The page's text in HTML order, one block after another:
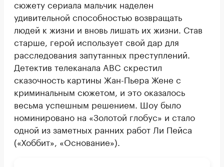
сюжету сериала мальчик наделен
удивительной способностью возвращать
людей к жизни и вновь лишать их жизни. Став
старше, герой использует свой дар для
расследования запутанных преступлений.
Детектив телеканала ABC скрестил
сказочность картины Жан-Пьера Жене с
криминальным сюжетом, и это оказалось
весьма успешным решением. Шоу было
номинировано на «Золотой глобус» и стало
одной из заметных ранних работ Ли Пейса
(«Хоббит», «Основание»).